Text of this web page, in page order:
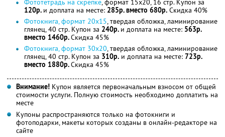
Фототетрадь на скрепке, формат 15x20, 16 стр. Купон за
120р. и доплата на месте: 285р. вместо 680р. Скидка 40%
Фотокнига, формат 20x15, твердая обложка, ламинирование
глянец, 40 стр. Купон за 240р. и доплата на месте: 563р.
вместо 1460р.Скидка 45%
Фотокнига, формат 30x20, твердая обложка, ламинирование
глянец, 40 стр. Купон за 310р. и доплата на месте: 723р.
вместо 1880р.Скидка 45%
Внимание! Купон является первоначальным взносом от общей
стоимости услуги. Полную стоимость необходимо доплатить на
месте
Купоны распространяются только на фотокниги и
фотоподарки, макеты которых созданы в онлайн-редакторе на
сайте